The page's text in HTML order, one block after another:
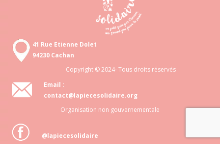
41 Rue Etienne Dolet
94230 Cachan
Copyright © 2024- Tous droits réservés
Email :
contact@lapiecesolidaire.org
Organisation non gouvernementale
@lapiecesolidaire